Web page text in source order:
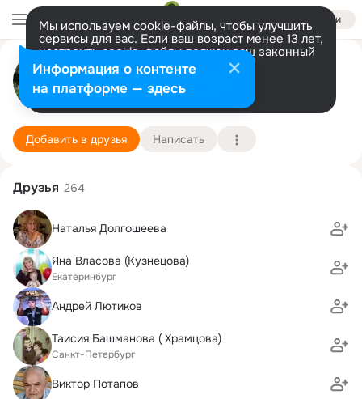
Войти
Мы используем cookie-файлы, чтобы улучшить
сервисы для вас. Если ваш возраст менее 13 лет,
настроить cookie-файлы должен ваш законный
представитель. Больше информации
Разрешить все Настроить
Наталья Сакулина
Новокуйбышевск
Подробнее
Добавить в друзья Написать
Друзья 264
Наталья Долгошеева
Яна Власова (Кузнецова)
Екатеринбург
Андрей Лютиков
Таисия Башманова ( Храмцова)
Санкт-Петербург
Виктор Потапов
Информация о контенте
на платформе — здесь